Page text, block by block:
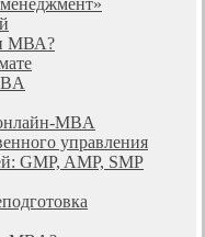
МВА?
MBA
управления
GMP, AMP, SMP